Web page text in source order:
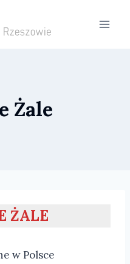
Żale
ŻALE
w Polsce